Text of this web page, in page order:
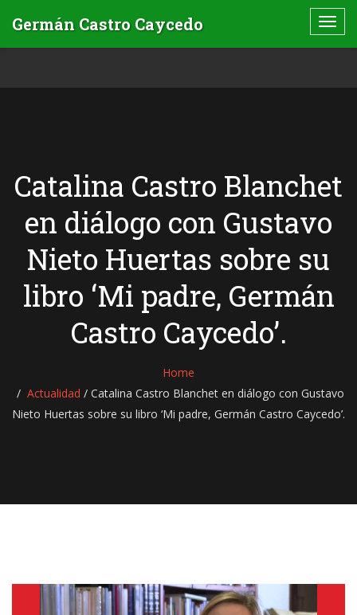
Catalina Castro Blanchet
en diálogo con Gustavo
Nieto Huertas sobre su
libro ‘Mi padre, Germán
Castro Caycedo’.
Home
Actualidad / Catalina Castro Blanchet en diálogo con Gustavo
Nieto Huertas sobre su libro ‘Mi padre, Germán Castro Caycedo’.